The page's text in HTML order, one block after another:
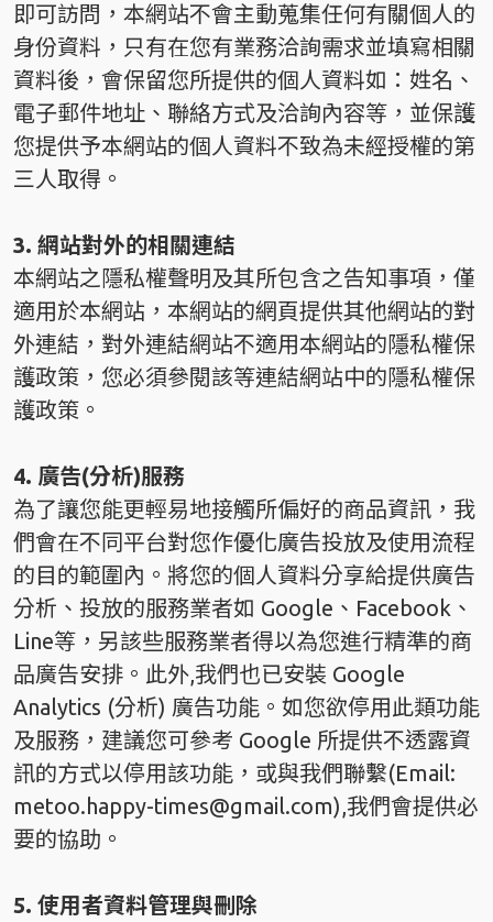
即可訪問，本網站不會主動蒐集任何有關個人的
身份資料，只有在您有業務洽詢需求並填寫相關
資料後，會保留您所提供的個人資料如：姓名、
電子郵件地址、聯絡方式及洽詢內容等，並保護
您提供予本網站的個人資料不致為未經授權的第
三人取得。
3. 網站對外的相關連結
本網站之隱私權聲明及其所包含之告知事項，僅
適用於本網站，本網站的網頁提供其他網站的對
外連結，對外連結網站不適用本網站的隱私權保
護政策，您必須參閱該等連結網站中的隱私權保
護政策。
4. 廣告(分析)服務
為了讓您能更輕易地接觸所偏好的商品資訊，我
們會在不同平台對您作優化廣告投放及使用流程
的目的範圍內。將您的個人資料分享給提供廣告
分析、投放的服務業者如 Google、Facebook、
Line等，另該些服務業者得以為您進行精準的商
品廣告安排。此外,我們也已安裝 Google
Analytics (分析) 廣告功能。如您欲停用此類功能
及服務，建議您可參考 Google 所提供不透露資
訊的方式以停用該功能，或與我們聯繫(Email:
metoo.happy-times@gmail.com),我們會提供必
要的協助。
5. 使用者資料管理與刪除